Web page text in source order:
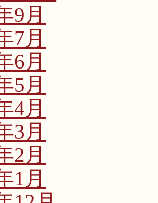
9月
7月
6月
5月
4月
3月
2月
1月